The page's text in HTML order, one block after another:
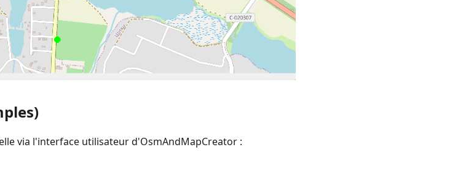
via l'interface utilisateur d'OsmAndMapCreator :